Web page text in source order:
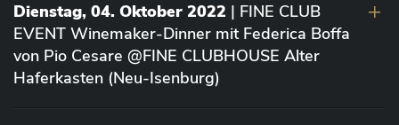
Dienstag, 04. Oktober 2022 | FINE CLUB
EVENT Winemaker-Dinner mit Federica Boffa
von Pio Cesare @FINE CLUBHOUSE Alter
Haferkasten (Neu-Isenburg)